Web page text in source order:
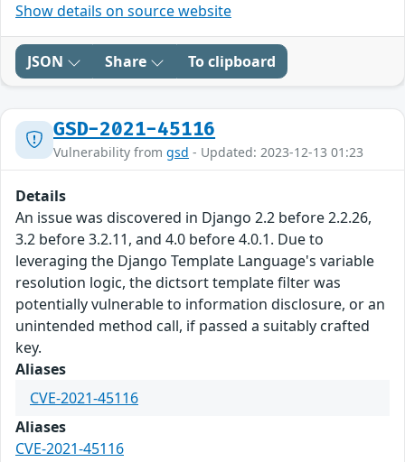
Show details on source website
JSON Share To clipboard
GSD-2021-45116
Vulnerability from gsd - Updated: 2023-12-13 01:23
Details
An issue was discovered in Django 2.2 before 2.2.26,
3.2 before 3.2.11, and 4.0 before 4.0.1. Due to
leveraging the Django Template Language's variable
resolution logic, the dictsort template filter was
potentially vulnerable to information disclosure, or an
unintended method call, if passed a suitably crafted
key.
Aliases
CVE-2021-45116
Aliases
CVE-2021-45116